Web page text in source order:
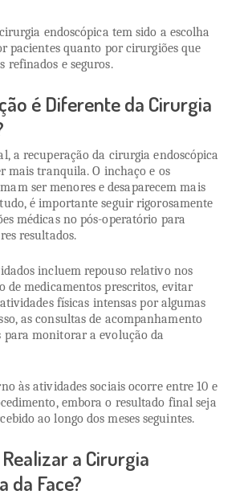
endoscópica tem sido a escolha
pacientes quanto por cirurgiões que
refinados e seguros.
é Diferente da Cirurgia
a recuperação da cirurgia endoscópica
mais tranquila. O inchaço e os
ser menores e desaparecem mais
é importante seguir rigorosamente
médicas no pós-operatório para
resultados.
incluem repouso relativo nos
de medicamentos prescritos, evitar
físicas intensas por algumas
as consultas de acompanhamento
para monitorar a evolução da
às atividades sociais ocorre entre 10 e
embora o resultado final seja
ao longo dos meses seguintes.
a Cirurgia
da Face?